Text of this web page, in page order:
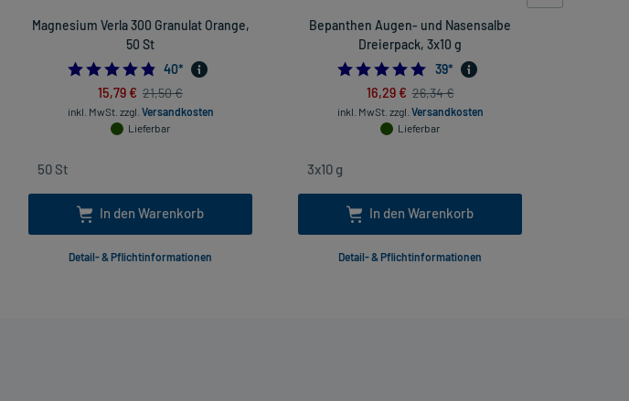
Magnesium Verla 300 Granulat Orange,
50 St
4.825
40*
15,79 € 21,50 €
inkl. MwSt. zzgl. Versandkosten
Lieferbar
In den Warenkorb
Detail- & Pflichtinformationen
Bepanthen Augen- und Nasensalbe
Dreierpack, 3x10 g
4.9743589743589745
39*
16,29 € 26,34 €
inkl. MwSt. zzgl. Versandkosten
Lieferbar
In den Warenkorb
Detail- & Pflichtinformationen